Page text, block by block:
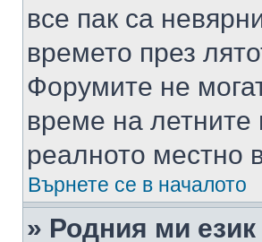
все пак са
времето през
Форумите не
време на летните
реалното местно
Върнете се в началото
» Родния ми